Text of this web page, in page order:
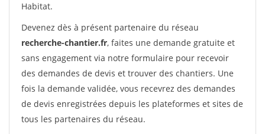
Habitat.
Devenez dès à présent partenaire du réseau
recherche-chantier.fr, faites une demande gratuite et
sans engagement via notre formulaire pour recevoir
des demandes de devis et trouver des chantiers. Une
fois la demande validée, vous recevrez des demandes
de devis enregistrées depuis les plateformes et sites de
tous les partenaires du réseau.